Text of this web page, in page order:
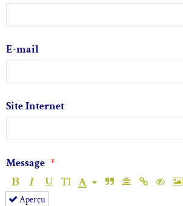
E-mail
Site Internet
Message
Aperçu